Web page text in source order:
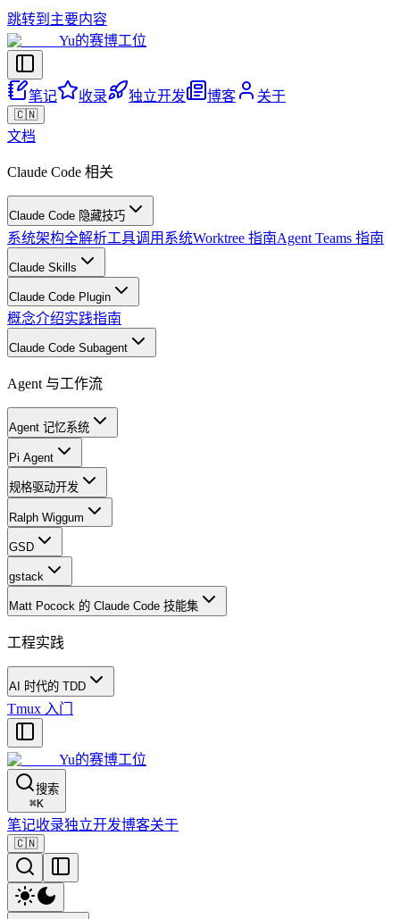
跳转到主要内容
Yu的赛博工位
笔记 收录 独立开发 博客 关于
🇨🇳
文档
Claude Code 相关
Claude Code 隐藏技巧
系统架构全解析工具调用系统Worktree 指南Agent Teams 指南
Claude Skills
Claude Code Plugin
概念介绍实践指南
Claude Code Subagent
Agent 与工作流
Agent 记忆系统
Pi Agent
规格驱动开发
Ralph Wiggum
GSD
gstack
Matt Pocock 的 Claude Code 技能集
工程实践
AI 时代的 TDD
Tmux 入门
Yu的赛博工位
搜索
⌘K
笔记收录独立开发博客关于
🇨🇳